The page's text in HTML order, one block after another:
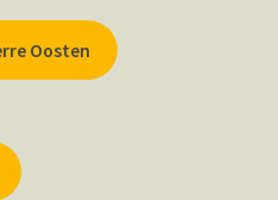
Oosten